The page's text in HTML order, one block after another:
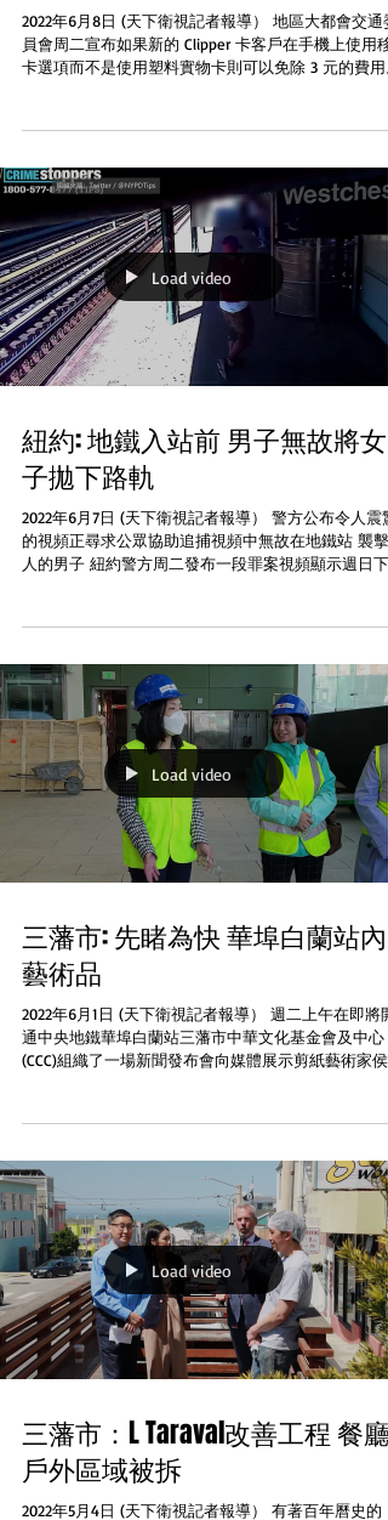
2022年6月8日 (天下衛視記者報導） 地區大都會交通委
員會周二宣布如果新的 Clipper 卡客戶在手機上使用移
卡選項而不是使用塑料實物卡則可以免除 3 元的費用
Load video
紐約: 地鐵入站前 男子無故將女
子拋下路軌
2022年6月7日 (天下衛視記者報導） 警方公布令人震驚
的視頻正尋求公眾協助追捕視頻中無故在地鐵站 襲擊
人的男子 紐約警方周二發布一段罪案視頻顯示週日下
Load video
三藩市: 先睹為快 華埠白蘭站內
藝術品
2022年6月1日 (天下衛視記者報導） 週二上午在即將開
通中央地鐵華埠白蘭站三藩市中華文化基金會及中心
(CCC)組織了一場新聞發布會向媒體展示剪紙藝術家侯
Load video
三藩市：L Taraval改善工程 餐廳
戶外區域被拆
2022年5月4日 (天下衛視記者報導） 有著百年曆史的